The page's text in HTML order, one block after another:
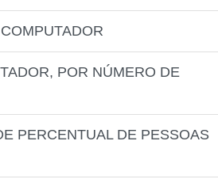
POR NÚMERO DE
PERCENTUAL DE PESSOAS